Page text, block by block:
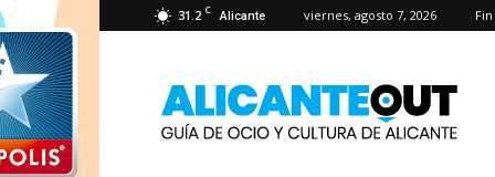
31.2 C Alicante viernes, agosto 7, 2026